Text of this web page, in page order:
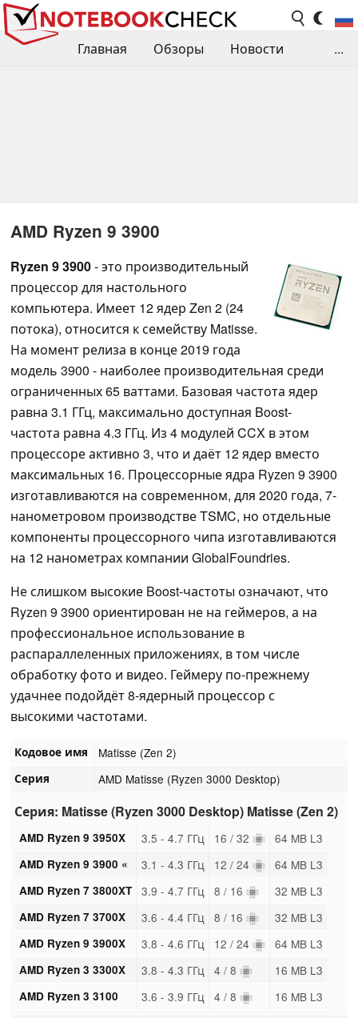
Главная Обзоры
Новости
...
AMD Ryzen 9 3900
Ryzen 9 3900- это производительный
процессор для настольного
компьютера. Имеет 12 ядер Zen 2 (24
потока), относится к семейству Matisse.
На момент релиза в конце 2019 года
модель 3900 - наиболее производительная среди
ограниченных 65 ваттами. Базовая частота ядер
равна 3.1 ГГц, максимально доступная Boost-
частота равна 4.3 ГГц. Из 4 модулей CCX в этом
процессоре активно 3, что и даёт 12 ядер вместо
максимальных 16. Процессорные ядра Ryzen 9 3900
изготавливаются на современном, для 2020 года, 7-
нанометровом производстве TSMC, но отдельные
компоненты процессорного чипа изготавливаются
на 12 нанометрах компании GlobalFoundries.
Не слишком высокие Boost-частоты означают, что
Ryzen 9 3900 ориентирован не на геймеров, а на
профессиональное использование в
распараллеленных приложениях, в том числе
обработку фото и видео. Геймеру по-прежнему
удачнее подойдёт 8-ядерный процессор с
высокими частотами.
Кодовое имя Matisse (Zen 2)
Серия AMD Matisse (Ryzen 3000 Desktop)
Серия: Matisse (Ryzen 3000 Desktop) Matisse (Zen 2)
AMD Ryzen 9 3950X 3.5 - 4.7 ГГц 16 / 32 64 MB L3
AMD Ryzen 9 3900 « 3.1 - 4.3 ГГц 12 / 24 64 MB L3
AMD Ryzen 7 3800XT 3.9 - 4.7 ГГц 8 / 16 32 MB L3
AMD Ryzen 7 3700X 3.6 - 4.4 ГГц 8 / 16 32 MB L3
AMD Ryzen 9 3900X 3.8 - 4.6 ГГц 12 / 24 64 MB L3
AMD Ryzen 3 3300X 3.8 - 4.3 ГГц 4 / 8 16 MB L3
AMD Ryzen 3 3100 3.6 - 3.9 ГГц 4 / 8 16 MB L3